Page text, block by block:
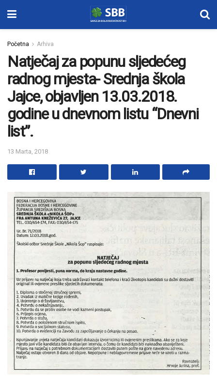
Početna Arhiva
Natječaj za popunu sljedećeg
radnog mjesta- Srednja škola
Jajce, objavljen 13.03.2018.
godine u dnevnom listu “Dnevni
list”.
13 Marta, 2018